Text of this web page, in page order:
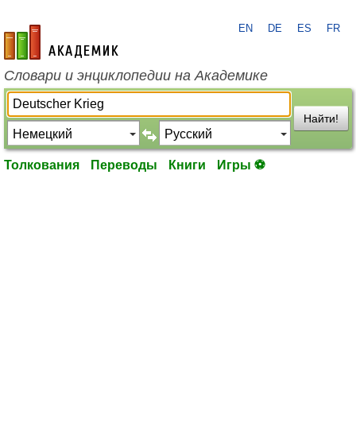
academic.ru
EN DE ES FR
Словари и энциклопедии на Академике
Найти!
Толкования Переводы Книги Игры ⚽